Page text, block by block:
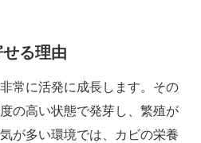
る理由
常に活発に成長します。その
の高い状態で発芽し、繁殖が
が多い環境では、カビの栄養